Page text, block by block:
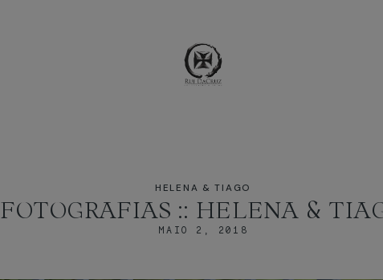
HELENA & TIAGO
FOTOGRAFIAS :: HELENA &
MAIO 2, 2018